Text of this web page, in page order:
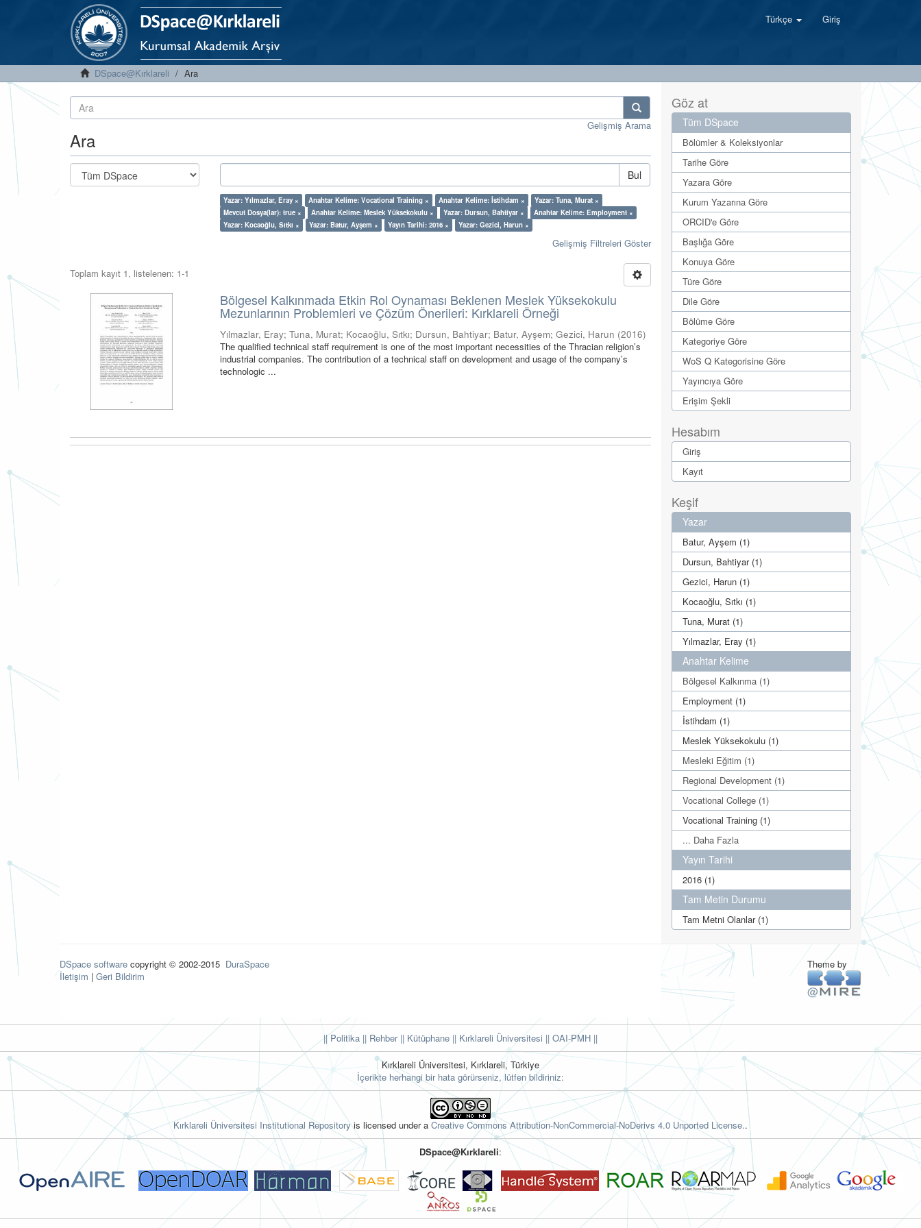
Türkçe Giriş
DSpace@Kırklareli Ara
Gelişmiş Arama
Ara
Bul
Yazar: Yılmazlar, Eray × Anahtar Kelime: Vocational Training × Anahtar Kelime: İstihdam ×
Yazar: Tuna, Murat ×
Mevcut Dosya(lar): true ×
Anahtar Kelime: Meslek Yüksekokulu × Yazar: Dursun, Bahtiyar ×
Anahtar Kelime: Employment ×
Yazar: Kocaoğlu, Sıtkı ×
Yazar: Batur, Ayşem × Yayın Tarihi: 2016 × Yazar: Gezici, Harun ×
Gelişmiş Filtreleri Göster
Toplam kayıt 1, listelenen: 1-1
Bölgesel Kalkınmada Etkin Rol Oynaması Beklenen Meslek Yüksekokulu
Mezunlarının Problemleri ve Çözüm Önerileri: Kırklareli Örneği
Yılmazlar, Eray;Tuna, Murat; Kocaoğlu, Sıtkı; Dursun, Bahtiyar; Batur, Ayşem;Gezici, Harun (2016)
The qualified technical staff requirement is one of the most important necessities of the Thracian religion’s
industrial companies. The contribution of a technical staff on development and usage of the company’s
technologic ...
Göz at
Tüm DSpace
Bölümler & Koleksiyonlar
Tarihe Göre
Yazara Göre
Kurum Yazarına Göre
ORCID'e Göre
Başlığa Göre
Konuya Göre
Türe Göre
Dile Göre
Bölüme Göre
Kategoriye Göre
WoS Q Kategorisine Göre
Yayıncıya Göre
Erişim Şekli
Hesabım
Giriş
Kayıt
Keşif
Yazar
Batur, Ayşem (1)
Dursun, Bahtiyar (1)
Gezici, Harun (1)
Kocaoğlu, Sıtkı (1)
Tuna, Murat (1)
Yılmazlar, Eray (1)
Anahtar Kelime
Bölgesel Kalkınma (1)
Employment (1)
İstihdam (1)
Meslek Yüksekokulu (1)
Mesleki Eğitim (1)
Regional Development (1)
Vocational College (1)
Vocational Training (1)
... Daha Fazla
Yayın Tarihi
2016 (1)
Tam Metin Durumu
Tam Metni Olanlar (1)
DSpace software copyright © 2002-2015 DuraSpace
İletişim | Geri Bildirim
Theme by
|| Politika || Rehber|| Kütüphane || Kırklareli Üniversitesi || OAI-PMH ||
Kırklareli Üniversitesi, Kırklareli, Türkiye
İçerikte herhangi bir hata görürseniz, lütfen bildiriniz:
Kırklareli Üniversitesi Institutional Repositoryis licensed under a Creative Commons Attribution-NonCommercial-NoDerivs 4.0 Unported License..
DSpace@Kırklareli: